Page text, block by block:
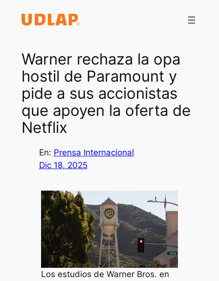
Warner rechaza la opa
hostil de Paramount y
pide a sus accionistas
que apoyen la oferta de
Netflix
En: Prensa Internacional
Dic 18, 2025
Los estudios de Warner Bros. en